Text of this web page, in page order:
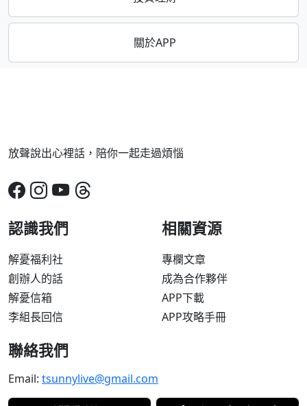
關於APP
放聲說出心裡話，陪你一起走過煩惱
認識我們
解憂福利社
創辦人的話
解憂信箱
李組長回信
相關資源
專欄文章
成為合作夥伴
APP下載
APP攻略手冊
聯絡我們
Email: tsunnylive@gmail.com